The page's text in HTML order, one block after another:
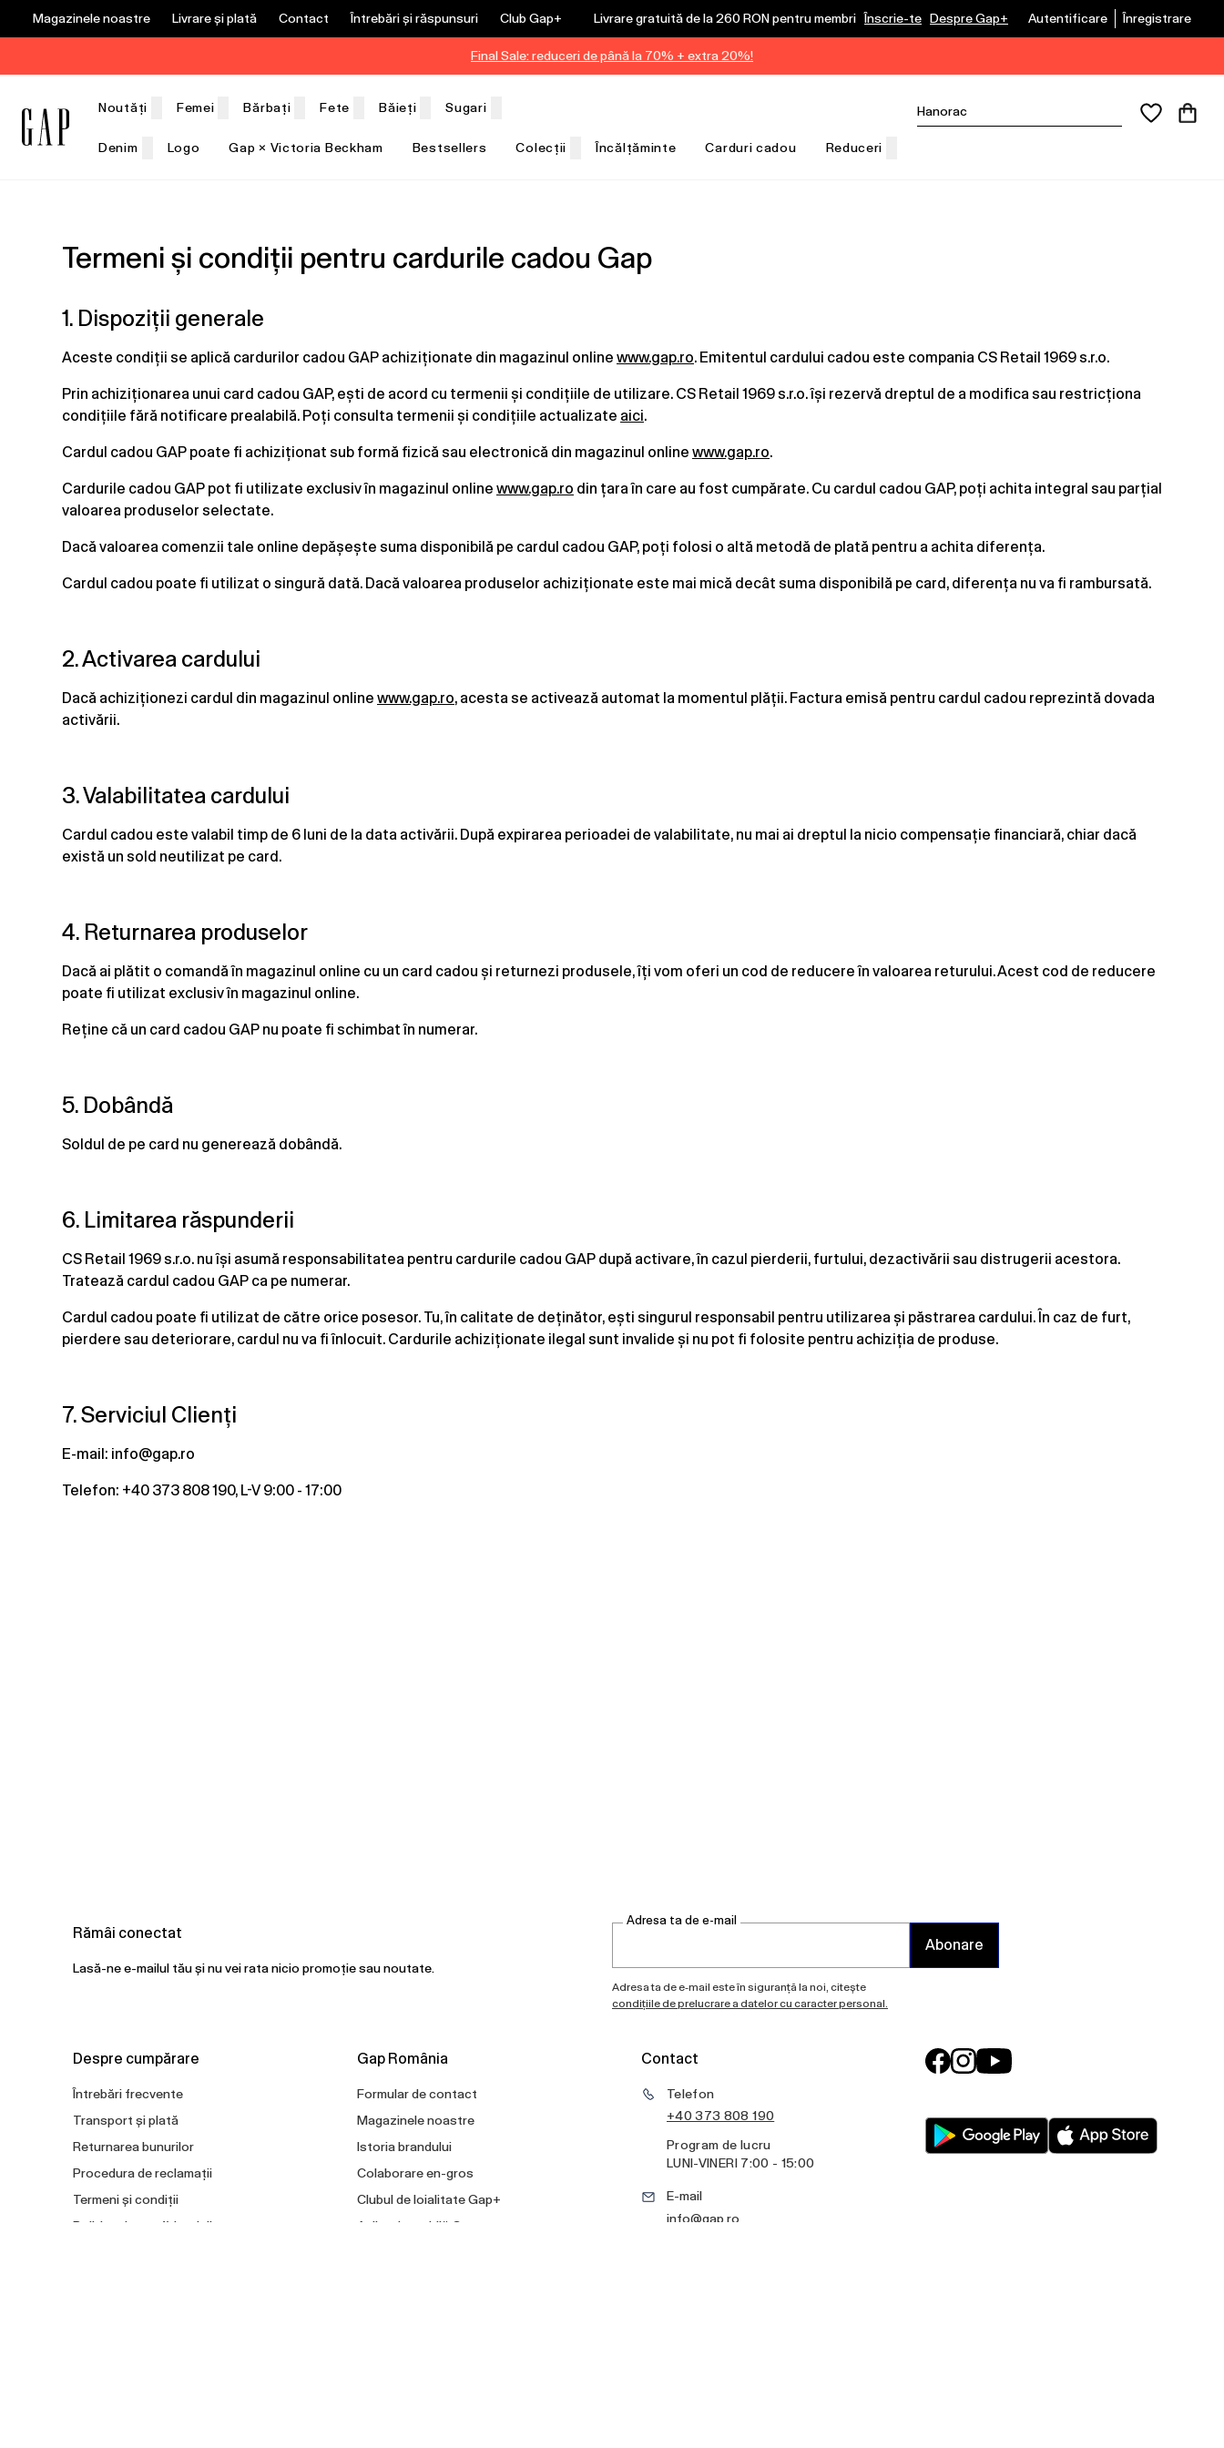
Magazinele noastre Livrare și plată Contact Întrebări și răspunsuri Club Gap+ Livrare gratuită de la 260 RON pentru membriÎnscrie-te Despre Gap+ Autentificare Înregistrare
Final Sale: reduceri de până la 70% + extra 20%!
Noutăți Femei Bărbați Fete Băieți Sugari
Denim Logo Gap × Victoria Beckham Bestsellers Colecții Încălțăminte Carduri cadou Reduceri
Termeni și condiții pentru cardurile cadou Gap
1. Dispoziții generale
Aceste condiții se aplică cardurilor cadou GAP achiziționate din magazinul online www.gap.ro. Emitentul cardului cadou este compania CS Retail 1969 s.r.o.
Prin achiziționarea unui card cadou GAP, ești de acord cu termenii și condițiile de utilizare. CS Retail 1969 s.r.o. își rezervă dreptul de a modifica sau restricționa
condițiile fără notificare prealabilă. Poți consulta termenii și condițiile actualizate aici.
Cardul cadou GAP poate fi achiziționat sub formă fizică sau electronică din magazinul online www.gap.ro.
Cardurile cadou GAP pot fi utilizate exclusiv în magazinul online www.gap.ro din țara în care au fost cumpărate. Cu cardul cadou GAP, poți achita integral sau parțial
valoarea produselor selectate.
Dacă valoarea comenzii tale online depășește suma disponibilă pe cardul cadou GAP, poți folosi o altă metodă de plată pentru a achita diferența.
Cardul cadou poate fi utilizat o singură dată. Dacă valoarea produselor achiziționate este mai mică decât suma disponibilă pe card, diferența nu va fi rambursată.
2. Activarea cardului
Dacă achiziționezi cardul din magazinul online www.gap.ro, acesta se activează automat la momentul plății. Factura emisă pentru cardul cadou reprezintă dovada
activării.
3. Valabilitatea cardului
Cardul cadou este valabil timp de 6 luni de la data activării. După expirarea perioadei de valabilitate, nu mai ai dreptul la nicio compensație financiară, chiar dacă
există un sold neutilizat pe card.
4. Returnarea produselor
Dacă ai plătit o comandă în magazinul online cu un card cadou și returnezi produsele, îți vom oferi un cod de reducere în valoarea returului. Acest cod de reducere
poate fi utilizat exclusiv în magazinul online.
Reține că un card cadou GAP nu poate fi schimbat în numerar.
5. Dobândă
Soldul de pe card nu generează dobândă.
6. Limitarea răspunderii
CS Retail 1969 s.r.o. nu își asumă responsabilitatea pentru cardurile cadou GAP după activare, în cazul pierderii, furtului, dezactivării sau distrugerii acestora.
Tratează cardul cadou GAP ca pe numerar.
Cardul cadou poate fi utilizat de către orice posesor. Tu, în calitate de deținător, ești singurul responsabil pentru utilizarea și păstrarea cardului. În caz de furt,
pierdere sau deteriorare, cardul nu va fi înlocuit. Cardurile achiziționate ilegal sunt invalide și nu pot fi folosite pentru achiziția de produse.
7. Serviciul Clienți
E-mail: info@gap.ro
Telefon: +40 373 808 190, L-V 9:00 - 17:00
Rămâi conectat
Lasă-ne e-mailul tău și nu vei rata nicio promoție sau noutate.
Adresa ta de e-mail
Abonare
Adresa ta de e-mail este în siguranță la noi, citește
condițiile de prelucrare a datelor cu caracter personal.
Despre cumpărare
Întrebări frecvente
Transport și plată
Returnarea bunurilor
Procedura de reclamații
Termeni și condiții
Politica de confidențialitate
Gap România
Formular de contact
Magazinele noastre
Istoria brandului
Colaborare en-gros
Clubul de loialitate Gap+
Aplicația mobilă Gap+
Contact
Telefon
+40 373 808 190
Program de lucru
LUNI-VINERI 7:00 - 15:00
E-mail
info@gap.ro